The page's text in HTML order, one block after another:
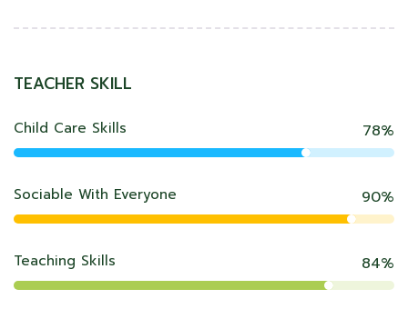
TEACHER SKILL
Child Care Skills 78%
Sociable With Everyone 90%
Teaching Skills 84%